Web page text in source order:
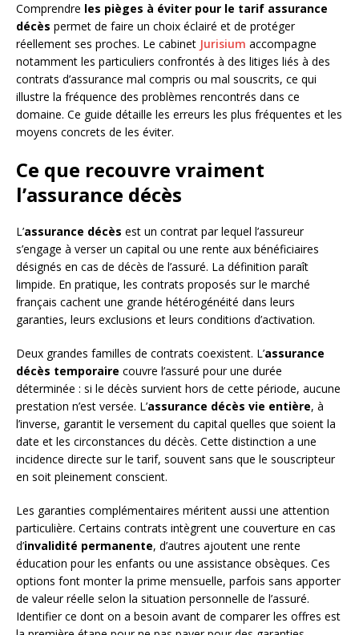
Comprendre les pièges à éviter pour le tarif assurance
décès permet de faire un choix éclairé et de protéger
réellement ses proches. Le cabinet Jurisium accompagne
notamment les particuliers confrontés à des litiges liés à des
contrats d’assurance mal compris ou mal souscrits, ce qui
illustre la fréquence des problèmes rencontrés dans ce
domaine. Ce guide détaille les erreurs les plus fréquentes et les
moyens concrets de les éviter.
Ce que recouvre vraiment
l’assurance décès
L’assurance décès est un contrat par lequel l’assureur
s’engage à verser un capital ou une rente aux bénéficiaires
désignés en cas de décès de l’assuré. La définition paraît
limpide. En pratique, les contrats proposés sur le marché
français cachent une grande hétérogénéité dans leurs
garanties, leurs exclusions et leurs conditions d’activation.
Deux grandes familles de contrats coexistent. L’assurance
décès temporaire couvre l’assuré pour une durée
déterminée : si le décès survient hors de cette période, aucune
prestation n’est versée. L’assurance décès vie entière, à
l’inverse, garantit le versement du capital quelles que soient la
date et les circonstances du décès. Cette distinction a une
incidence directe sur le tarif, souvent sans que le souscripteur
en soit pleinement conscient.
Les garanties complémentaires méritent aussi une attention
particulière. Certains contrats intègrent une couverture en cas
d’invalidité permanente, d’autres ajoutent une rente
éducation pour les enfants ou une assistance obsèques. Ces
options font monter la prime mensuelle, parfois sans apporter
de valeur réelle selon la situation personnelle de l’assuré.
Identifier ce dont on a besoin avant de comparer les offres est